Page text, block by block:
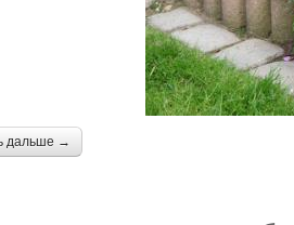
дальше →